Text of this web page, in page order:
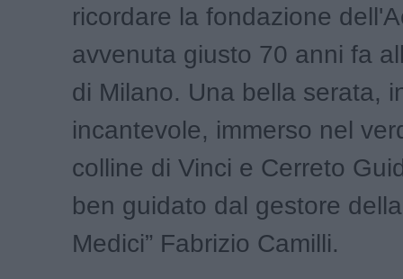
ricordare la fondazione
avvenuta giusto 70 anni fa
di Milano. Una bella serata,
incantevole, immerso nel
colline di Vinci e Cerreto
ben guidato dal gestore
Medici” Fabrizio Camilli.